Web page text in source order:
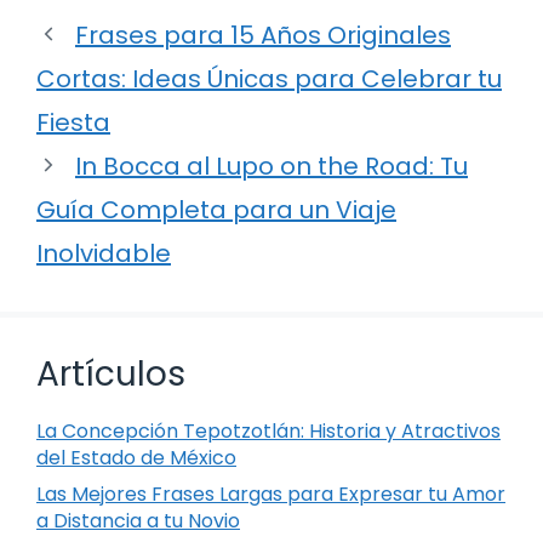
Frases para 15 Años Originales
Cortas: Ideas Únicas para Celebrar tu
Fiesta
In Bocca al Lupo on the Road: Tu
Guía Completa para un Viaje
Inolvidable
Artículos
La Concepción Tepotzotlán: Historia y Atractivos
del Estado de México
Las Mejores Frases Largas para Expresar tu Amor
a Distancia a tu Novio